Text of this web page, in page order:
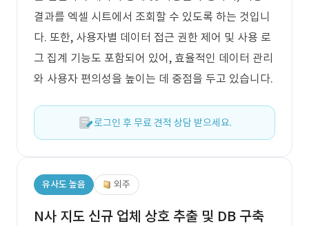
결과를 엑셀 시트에서 조회할 수 있도록 하는 것입니
다. 또한, 사용자별 데이터 접근 권한 제어 및 사용 로
그 집계 기능도 포함되어 있어, 효율적인 데이터 관리
와 사용자 편의성을 높이는 데 중점을 두고 있습니다.
로그인 후 무료 견적 상담 받으세요.
유사도 높음 외주
N사 지도 신규 업체 상호 추출 및 DB 구축